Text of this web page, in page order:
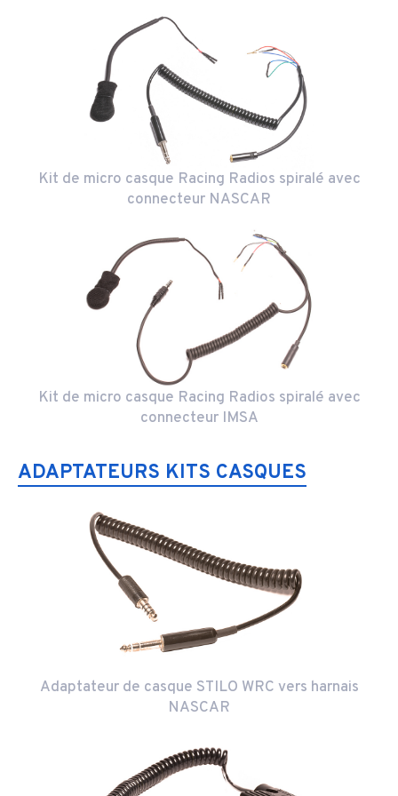
Kit de micro casque Racing Radios spiralé avec
connecteur NASCAR
Kit de micro casque Racing Radios spiralé avec
connecteur IMSA
ADAPTATEURS KITS CASQUES
Adaptateur de casque STILO WRC vers harnais
NASCAR